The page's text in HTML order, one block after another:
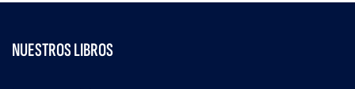
NUESTROS LIBROS